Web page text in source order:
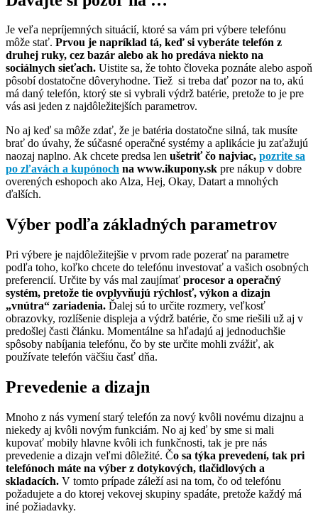
Je veľa nepríjemných situácií, ktoré sa vám pri výbere telefónu
môže stať. Prvou je napríklad tá, keď si vyberáte telefón z
druhej ruky, cez bazár alebo ak ho predáva niekto na
sociálnych sieťach. Uistite sa, že tohto človeka poznáte alebo aspoň
pôsobí dostatočne dôveryhodne. Tiež si treba dať pozor na to, akú
má daný telefón, ktorý ste si vybrali výdrž batérie, pretože to je pre
vás asi jeden z najdôležitejších parametrov.
No aj keď sa môže zdať, že je batéria dostatočne silná, tak musíte
brať do úvahy, že súčasné operačné systémy a aplikácie ju zaťažujú
naozaj naplno. Ak chcete predsa len ušetriť čo najviac, pozrite sa
po zľavách a kupónoch na www.ikupony.sk pre nákup v dobre
overených eshopoch ako Alza, Hej, Okay, Datart a mnohých
ďalších.
Výber podľa základných parametrov
Pri výbere je najdôležitejšie v prvom rade pozerať na parametre
podľa toho, koľko chcete do telefónu investovať a vašich osobných
preferencií. Určite by vás mal zaujímať procesor a operačný
systém, pretože tie ovplyvňujú rýchlosť, výkon a dizajn
„vnútra“ zariadenia. Ďalej sú to určite rozmery, veľkosť
obrazovky, rozlíšenie displeja a výdrž batérie, čo sme riešili už aj v
predošlej časti článku. Momentálne sa hľadajú aj jednoduchšie
spôsoby nabíjania telefónu, čo by ste určite mohli zvážiť, ak
používate telefón väčšiu časť dňa.
Prevedenie a dizajn
Mnoho z nás vymení starý telefón za nový kvôli novému dizajnu a
niekedy aj kvôli novým funkciám. No aj keď by sme si mali
kupovať mobily hlavne kvôli ich funkčnosti, tak je pre nás
prevedenie a dizajn veľmi dôležité. Čo sa týka prevedení, tak pri
telefónoch máte na výber z dotykových, tlačidlových a
skladacích. V tomto prípade záleží asi na tom, čo od telefónu
požadujete a do ktorej vekovej skupiny spadáte, pretože každý má
iné požiadavky.